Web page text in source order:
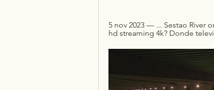
5 nov 2023 — ... Sestao River
hd streaming 4k? Donde